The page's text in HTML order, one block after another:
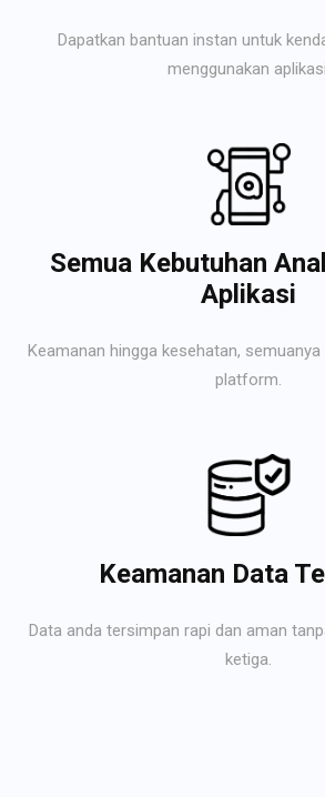
Dapatkan bantuan instan untuk
menggunakan
Semua Kebutuhan
Aplikasi
Keamanan hingga kesehatan,
platform.
Keamanan Data
Data anda tersimpan rapi dan aman
ketiga.